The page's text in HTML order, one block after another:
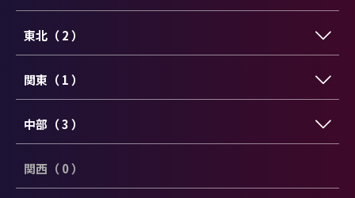
東北（ 2 ）
関東（ 1 ）
中部（ 3 ）
関西（ 0 ）